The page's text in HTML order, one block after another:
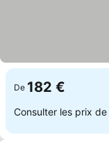
De 182 €
Consulter les prix de